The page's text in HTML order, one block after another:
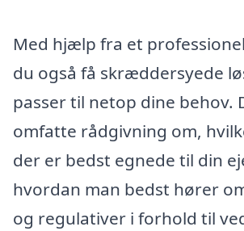
Med hjælp fra et
du også få skræddersyede
passer til netop dine behov.
omfatte rådgivning om,
der er bedst egnede til din
hvordan man bedst hører
og regulativer i forhold til